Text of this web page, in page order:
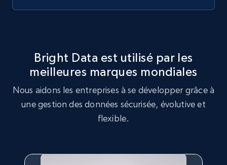
ID, User posted, Name, Description, Date
posted, Photos, URL, Quoted post, and more.
TikTok - Profiles
Account id, Nickname, Biography, Awg
engagement rate, Comment engagement rate,
Bright Data est utilisé par les
meilleures marques mondiales
Nous aidons les entreprises à se développer grâce à
une gestion des données sécurisée, évolutive et
flexible.